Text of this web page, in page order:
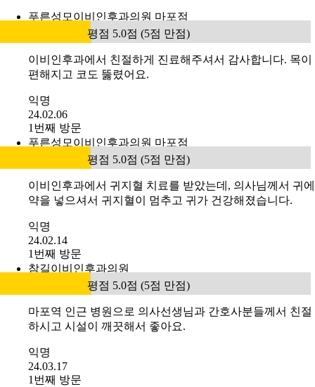
푸른성모이비인후과의원 마포점
평점 5.0점 (5점 만점)
이비인후과에서 친절하게 진료해주셔서 감사합니다. 목이
편해지고 코도 뚫렸어요.
익명
24.02.06
1번째 방문
푸른성모이비인후과의원 마포점
평점 5.0점 (5점 만점)
이비인후과에서 귀지혈 치료를 받았는데, 의사님께서 귀에
약을 넣으셔서 귀지혈이 멈추고 귀가 건강해졌습니다.
익명
24.02.14
1번째 방문
참길이비인후과의원
평점 5.0점 (5점 만점)
마포역 인근 병원으로 의사선생님과 간호사분들께서 친절
하시고 시설이 깨끗해서 좋아요.
익명
24.03.17
1번째 방문